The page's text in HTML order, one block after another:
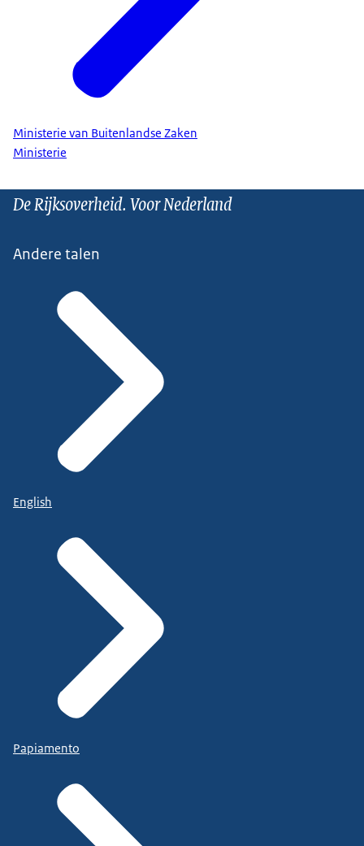
Ministerie van Buitenlandse Zaken
Ministerie
De Rijksoverheid. Voor Nederland
Andere talen
English
Papiamento